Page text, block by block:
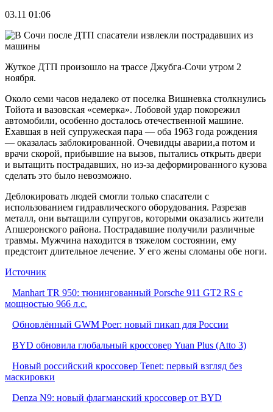
03.11 01:06
Жуткое ДТП произошло на трассе Джубга-Сочи утром 2
ноября.
Около семи часов недалеко от поселка Вишневка столкнулись
Тойота и вазовская «семерка». Лобовой удар покорежил
автомобили, особенно досталось отечественной машине.
Ехавшая в ней супружеская пара — оба 1963 года рождения
— оказалась заблокированной. Очевидцы аварии,а потом и
врачи скорой, прибывшие на вызов, пытались открыть двери
и вытащить пострадавших, но из-за деформированного кузова
сделать это было невозможно.
Деблокировать людей смогли только спасатели с
использованием гидравлического оборудования. Разрезав
металл, они вытащили супругов, которыми оказались жители
Апшеронского района. Пострадавшие получили различные
травмы. Мужчина находится в тяжелом состоянии, ему
предстоит длительное лечение. У его жены сломаны обе ноги.
Источник
Manhart TR 950: тюнингованный Porsche 911 GT2 RS с
мощностью 966 л.с.
Обновлённый GWM Poer: новый пикап для России
BYD обновила глобальный кроссовер Yuan Plus (Atto 3)
Новый российский кроссовер Tenet: первый взгляд без
маскировки
Denza N9: новый флагманский кроссовер от BYD